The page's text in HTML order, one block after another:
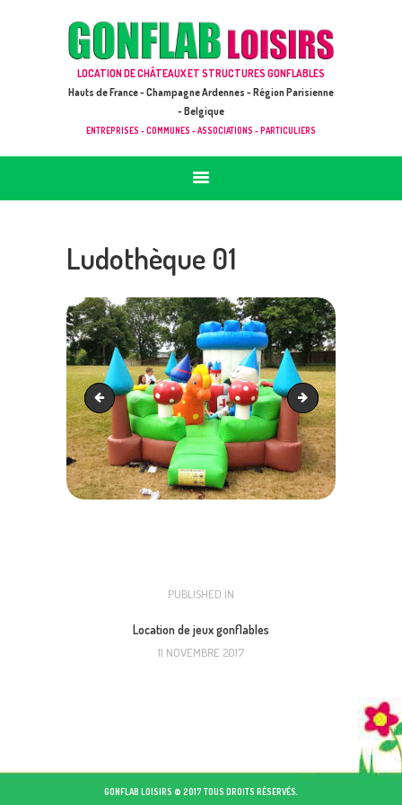
LOCATION DE CHÂTEAUX ET STRUCTURES GONFLABLES
Hauts de France - Champagne Ardennes - Région Parisienne
- Belgique
ENTREPRISES - COMMUNES - ASSOCIATIONS - PARTICULIERS
GONFLAB LOISIRS
ACCUEIL
JEUX À LOUER & PRESTATIONS
CATALOGUE / TARIF
DEMANDE DE DEVIS (SOUS 24H)
Ludothèque 01
Complexe Jungle 01 Toboggan tunel 01
NAVIGATION
PUBLISHED IN
Location de jeux gonflables
11 NOVEMBRE 2017
GONFLAB LOISIRS © 2017 TOUS DROITS RÉSERVÉS.